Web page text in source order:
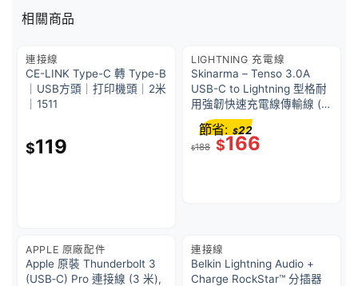
相關商品
連接線
CE-LINK Type-C 轉 Type-B
｜USB方頭｜打印機頭｜2米
｜1511
$119
LIGHTNING 充電線
Skinarma – Tenso 3.0A
USB-C to Lightning 型格耐
用強韌快速充電線傳輸線 (官
方 MFI 認證) 1.2米 綠/黑
$188 $166
節省: $22
APPLE 原廠配件
Apple 原裝 Thunderbolt 3
(USB‑C) Pro 連接線 (3 米),
連接線
Belkin Lightning Audio +
Charge RockStar™ 分插器